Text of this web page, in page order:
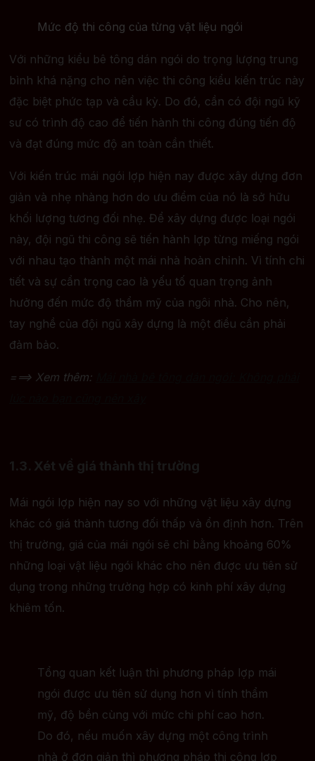
Mức độ thi công của từng vật liệu ngói
Với những kiểu bê tông dán ngói do trọng lượng trung
bình khá nặng cho nên việc thi công kiểu kiến trúc này
đặc biệt phức tạp và cầu kỳ. Do đó, cần có đội ngũ kỹ
sư có trình độ cao để tiến hành thi công đúng tiến độ
và đạt đúng mức độ an toàn cần thiết.
Với kiến trúc mái ngói lợp hiện nay được xây dựng đơn
giản và nhẹ nhàng hơn do ưu điểm của nó là sở hữu
khối lượng tương đối nhẹ. Để xây dựng được loại ngói
này, đội ngũ thi công sẽ tiến hành lợp từng miếng ngói
với nhau tạo thành một mái nhà hoàn chỉnh. Vì tính chi
tiết và sự cẩn trọng cao là yếu tố quan trọng ảnh
hưởng đến mức độ thẩm mỹ của ngôi nhà. Cho nên,
tay nghề của đội ngũ xây dựng là một điều cần phải
đảm bảo.
===> Xem thêm:
1.3. Xét về giá thành thị trường
Mái ngói lợp hiện nay so với những vật liệu xây dựng
khác có giá thành tương đối thấp và ổn định hơn. Trên
thị trường, giá của mái ngói sẽ chỉ bằng khoảng 60%
những loại vật liệu ngói khác cho nên được ưu tiên sử
dụng trong những trường hợp có kinh phí xây dựng
khiêm tốn.
Tổng quan kết luận thì phương pháp lợp mái
ngói được ưu tiên sử dụng hơn vì tính thẩm
mỹ, độ bền cùng với mức chi phí cao hơn.
Do đó, nếu muốn xây dựng một công trình
nhà ở đơn giản thì phương pháp thi công lợp